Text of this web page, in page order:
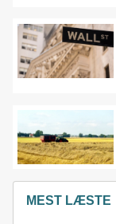
MEST LÆSTE